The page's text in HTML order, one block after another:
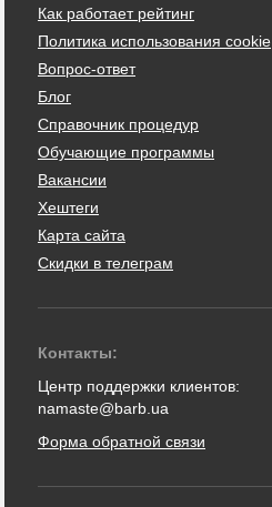
Как работает рейтинг
Политика использования cookie
Вопрос-ответ
Блог
Справочник процедур
Обучающие программы
Вакансии
Хештеги
Карта сайта
Скидки в телеграм
Контакты:
Центр поддержки клиентов:
namaste@barb.ua
Форма обратной связи